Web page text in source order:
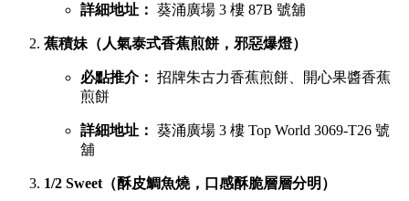
詳細地址： 葵涌廣場 3 樓 87B 號舖
蕉積妹（人氣泰式香蕉煎餅，邪惡爆燈）
必點推介： 招牌朱古力香蕉煎餅、開心果醬香蕉
煎餅
詳細地址： 葵涌廣場 3 樓 Top World 3069-T26 號
舖
1/2 Sweet（酥皮鯛魚燒，口感酥脆層層分明）